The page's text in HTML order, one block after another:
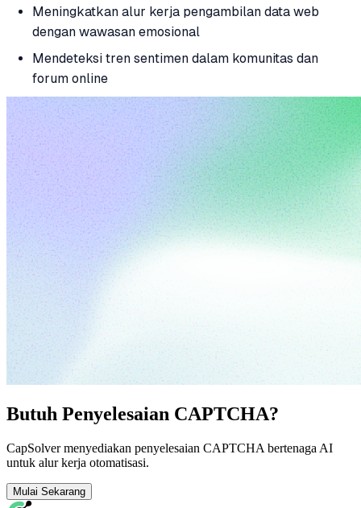
Meningkatkan alur kerja pengambilan data web
dengan wawasan emosional
Mendeteksi tren sentimen dalam komunitas dan
forum online
Butuh Penyelesaian CAPTCHA?
CapSolver menyediakan penyelesaian CAPTCHA bertenaga AI
untuk alur kerja otomatisasi.
Mulai Sekarang